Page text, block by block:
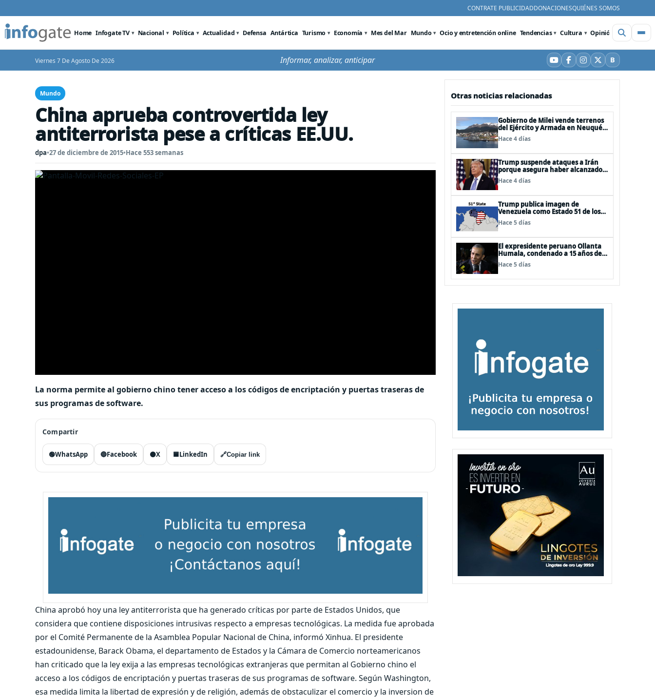
CONTRATE PUBLICIDADDONACIONESQUIÉNES SOMOS
Home Infogate TV Nacional Política Actualidad Defensa Antártica Turismo Economía Mes del Mar Mundo Ocio y entretención online Tendencias Cultura Opinión Videos
Viernes 7 De Agosto De 2026 Informar, analizar, anticipar YouTube
Facebook
Instagram
X BBluesky
Mundo
China aprueba controvertida ley
antiterrorista pese a críticas EE.UU.
dpa•27 de diciembre de 2015•Hace 553 semanas
La norma permite al gobierno chino tener acceso a los códigos de encriptación y puertas traseras de
sus programas de software.
Compartir
🟢WhatsApp 🔵Facebook ⚫X 🟦LinkedIn 🔗Copiar link
China aprobó hoy una ley antiterrorista que ha generado críticas por parte de Estados Unidos, que
considera que contiene disposiciones intrusivas respecto a empresas tecnológicas. La medida fue aprobada
por el Comité Permanente de la Asamblea Popular Nacional de China, informó Xinhua. El presidente
estadounidense, Barack Obama, el departamento de Estados y la Cámara de Comercio norteamericanos
han criticado que la ley exija a las empresas tecnológicas extranjeras que permitan al Gobierno chino el
acceso a los códigos de encriptación y puertas traseras de sus programas de software. Según Washington,
esa medida limita la libertad de expresión y de religión, además de obstaculizar el comercio y la inversion de
Otras noticias relacionadas
Gobierno de Milei vende terrenos
del Ejército y Armada en Neuquén
y Ushuaia
Hace 4 días
Trump suspende ataques a Irán
porque asegura haber alcanzado
«las bases de un acuerdo»
Hace 4 días
Trump publica imagen de
Venezuela como Estado 51 de los
EEUU
Hace 5 días
El expresidente peruano Ollanta
Humala, condenado a 15 años de
cárcel, sale libre al anularse su
caso
Hace 5 días